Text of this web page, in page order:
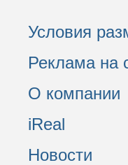
Условия
Реклама на
О компании
iReal
Новости